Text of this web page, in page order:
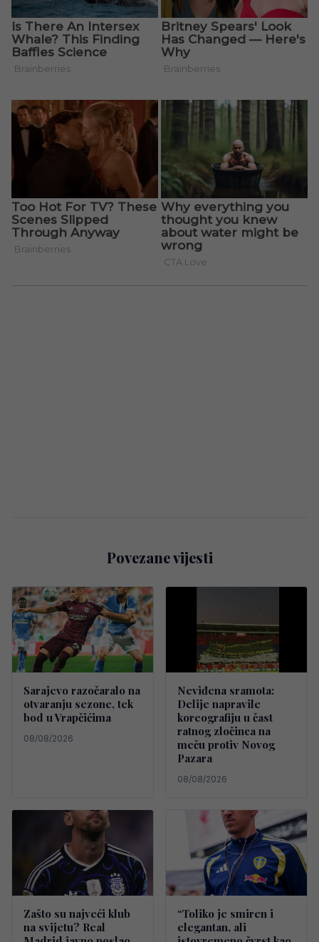
Povezane vijesti
Sarajevo razočaralo na
otvaranju sezone, tek
bod u Vrapčićima
08/08/2026
Neviđena sramota:
Delije napravile
koreografiju u čast
ratnog zločinca na
meču protiv Novog
Pazara
08/08/2026
Zašto su najveći klub
na svijetu? Real
“Toliko je smiren i
elegantan, ali